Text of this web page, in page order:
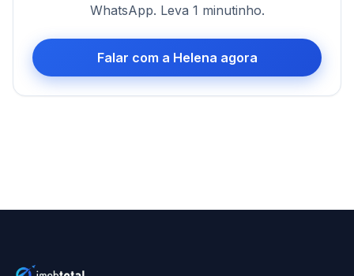
WhatsApp. Leva 1 minutinho.
Falar com a Helena agora